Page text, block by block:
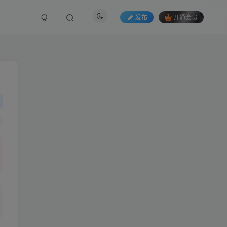
发布 开通会员